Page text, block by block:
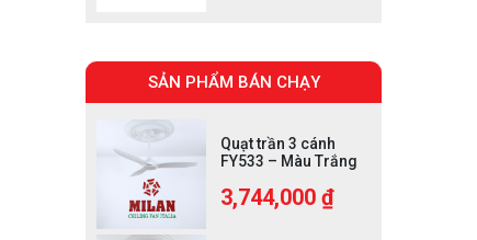
SẢN PHẨM BÁN CHẠY
Quạt trần 3 cánh
FY533 – Màu Trắng
3,744,000 ₫